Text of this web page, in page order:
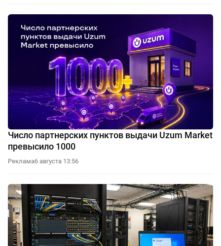
Число партнерских пунктов выдачи Uzum Market
превысило 1000
Реклама6 августа 13:56